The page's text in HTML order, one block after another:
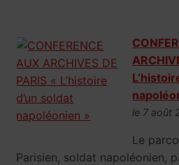
le 7 août
Le
Parisien, soldat napoléonien,